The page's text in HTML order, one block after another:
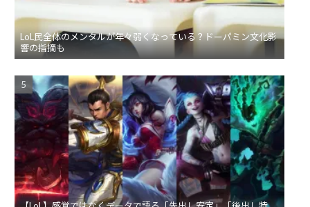
LoL民全体のメンタルが年々弱くなっている？ドーパミン文化影
響の指摘も